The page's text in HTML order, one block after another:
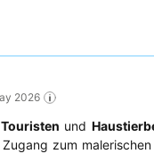
2026
Touristen und
zum malerischen